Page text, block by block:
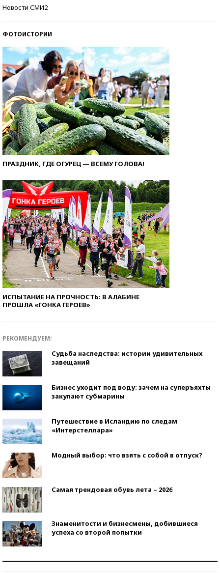
Новости СМИ2
ФОТОИСТОРИИ
ПРАЗДНИК, ГДЕ ОГУРЕЦ — ВСЕМУ ГОЛОВА!
ИСПЫТАНИЕ НА ПРОЧНОСТЬ: В АЛАБИНЕ
ПРОШЛА «ГОНКА ГЕРОЕВ»
РЕКОМЕНДУЕМ:
Судьба наследства: истории удивительных
завещаний
Бизнес уходит под воду: зачем на суперъяхты
закупают субмарины
Путешествие в Исландию по следам
«Интерстеллара»
Модный выбор: что взять с собой в отпуск?
Самая трендовая обувь лета – 2026
Знаменитости и бизнесмены, добившиеся
успеха со второй попытки